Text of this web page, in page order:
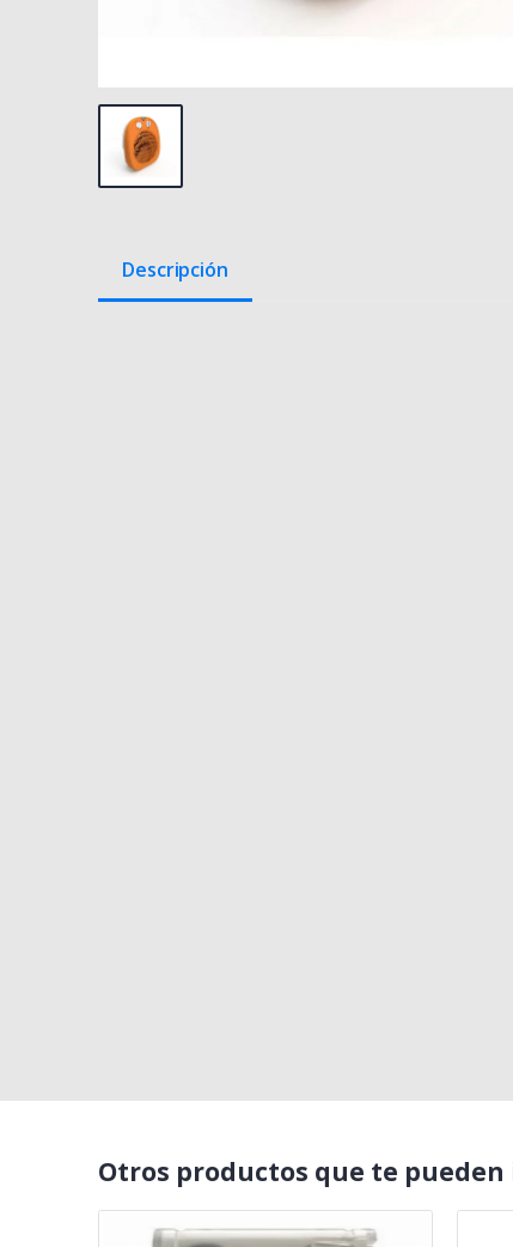
Descripción
Otros productos que te